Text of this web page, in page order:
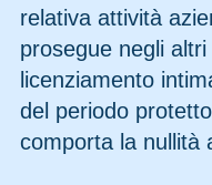
relativa attività
prosegue negli altri
licenziamento
del periodo
comporta la nullità